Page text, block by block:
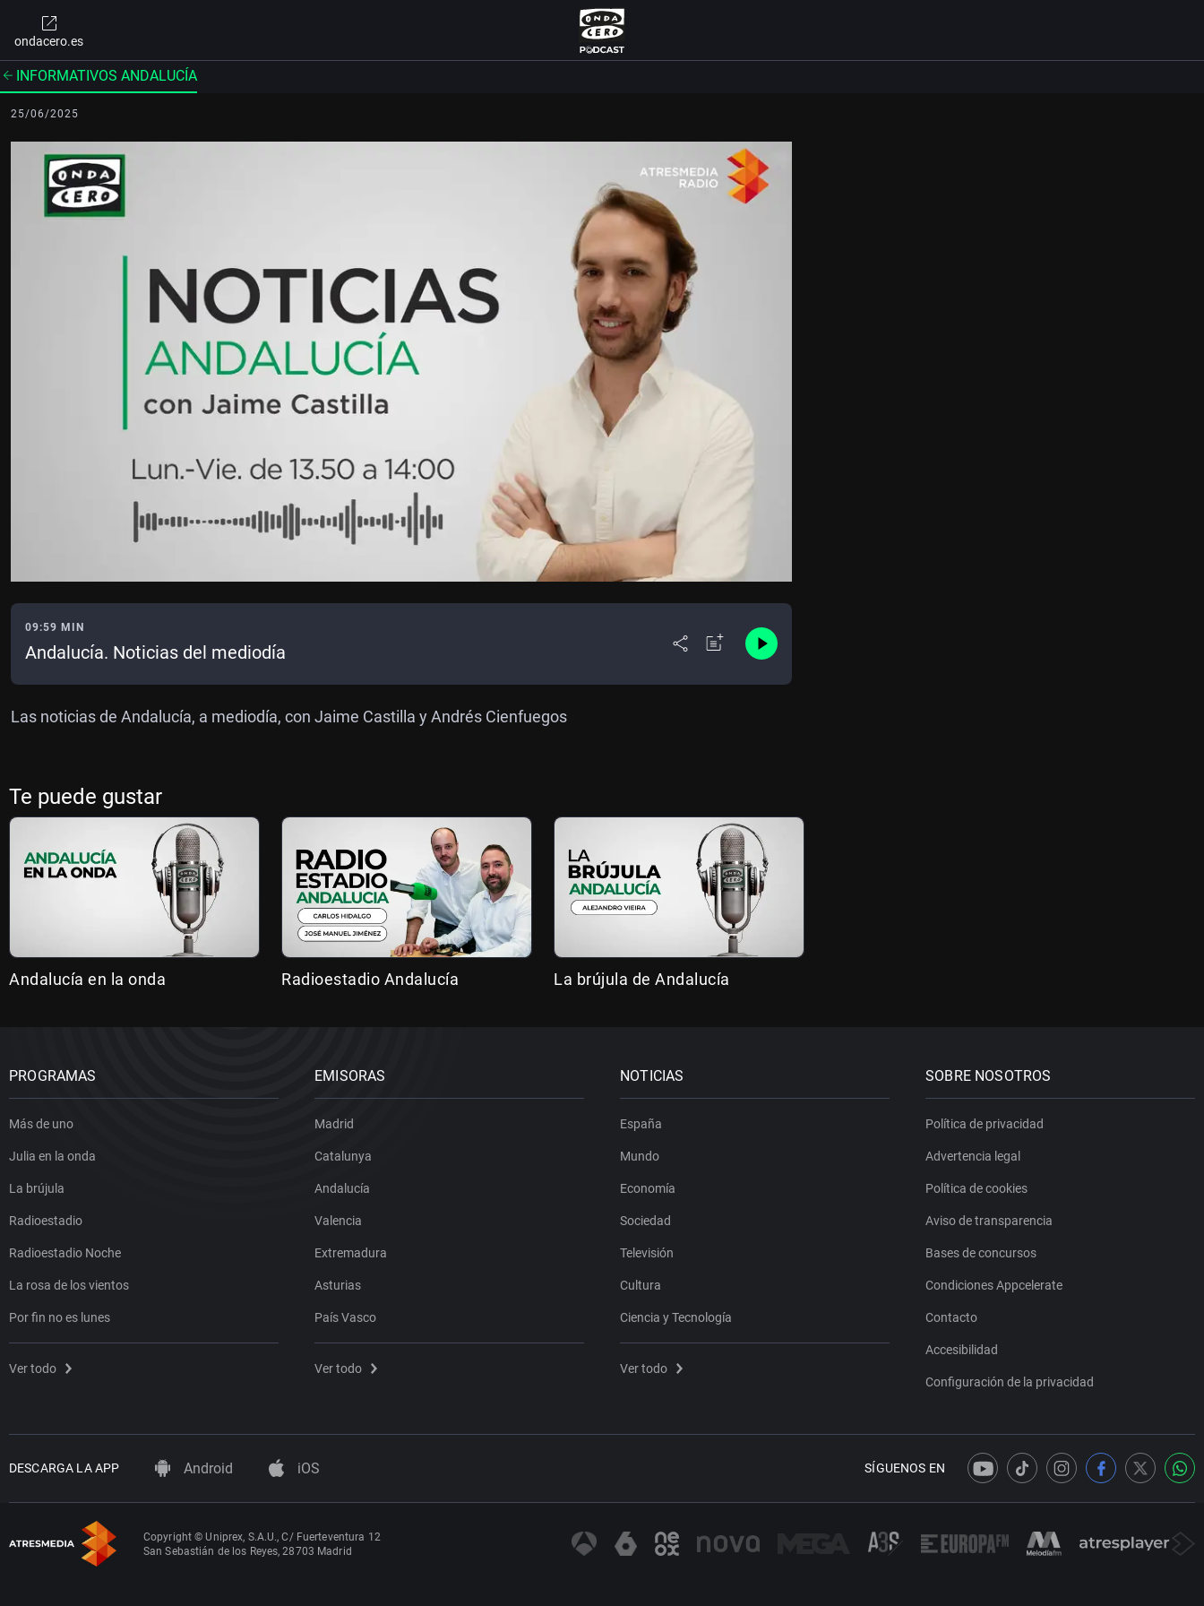
ondacero.es
INFORMATIVOS ANDALUCÍA
25/06/2025
09:59 MIN
Andalucía. Noticias del mediodía
Las noticias de Andalucía, a mediodía, con Jaime Castilla y Andrés Cienfuegos
Te puede gustar
Andalucía en la onda Radioestadio Andalucía La brújula de Andalucía
PROGRAMAS
Más de uno
Julia en la onda
La brújula
Radioestadio
Radioestadio Noche
La rosa de los vientos
Por fin no es lunes
Ver todo
EMISORAS
Madrid
Catalunya
Andalucía
Valencia
Extremadura
Asturias
País Vasco
Ver todo
NOTICIAS
España
Mundo
Economía
Sociedad
Televisión
Cultura
Ciencia y Tecnología
Ver todo
SOBRE NOSOTROS
Política de privacidad
Advertencia legal
Política de cookies
Aviso de transparencia
Bases de concursos
Condiciones Appcelerate
Contacto
Accesibilidad
Configuración de la privacidad
DESCARGA LA APP Android iOS SÍGUENOS EN
Copyright © Uniprex, S.A.U., C/ Fuerteventura 12
San Sebastián de los Reyes, 28703 Madrid